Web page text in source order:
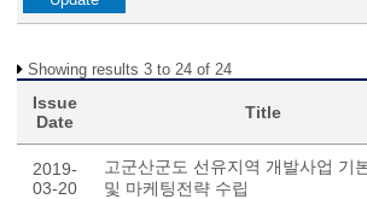
Showing results 3 to 24 of 24
Issue
Date
Title
2019-
03-20
고군산군도 선유지역 개발사업 기
및 마케팅전략 수립